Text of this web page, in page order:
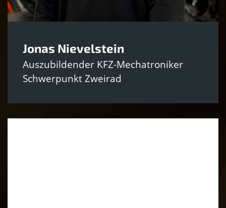
Jonas Nievelstein
Auszubildender KFZ-Mechatroniker
Schwerpunkt Zweirad